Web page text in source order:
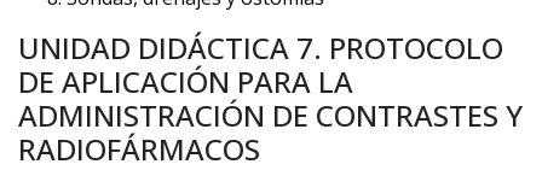
UNIDAD DIDÁCTICA 7. PROTOCOLO
DE APLICACIÓN PARA LA
ADMINISTRACIÓN DE CONTRASTES Y
RADIOFÁRMACOS